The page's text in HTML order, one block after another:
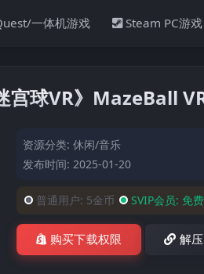
一体机游戏 Steam PC游戏
球VR》MazeBall
资源分类:休闲/音乐
发布时间: 2025-01-20
普通用户: 5金币 SVIP会员: 免费
购买下载权限 解